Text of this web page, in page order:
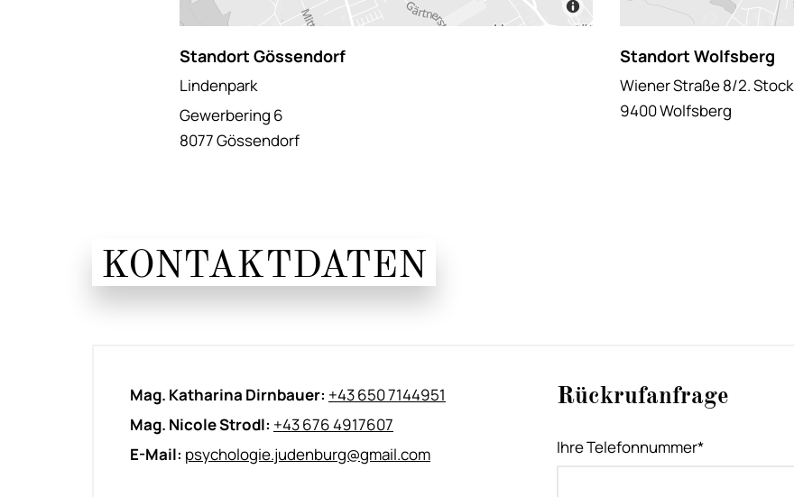
Standort Gössendorf
Lindenpark
Gewerbering 6
8077 Gössendorf
Standort Wolfsberg
Wiener Straße 8/2. Stock
9400 Wolfsberg
KONTAKTDATEN
Mag. Katharina Dirnbauer: +43 650 7144951
Mag. Nicole Strodl: +43 676 4917607
E-Mail: psychologie.judenburg@gmail.com
Rückrufanfrage
Ihre Telefonnummer*